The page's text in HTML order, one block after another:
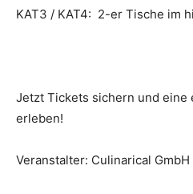
KAT3 / KAT4: 2-er Tische im
Jetzt Tickets sichern und eine
erleben!
Veranstalter: Culinarical GmbH